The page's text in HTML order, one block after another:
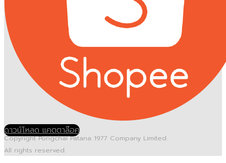
ดาวน์โหลด แคตตาล๊อค
Copyright Pongchai Patana 1977 Company Limited.
All rights reserved.